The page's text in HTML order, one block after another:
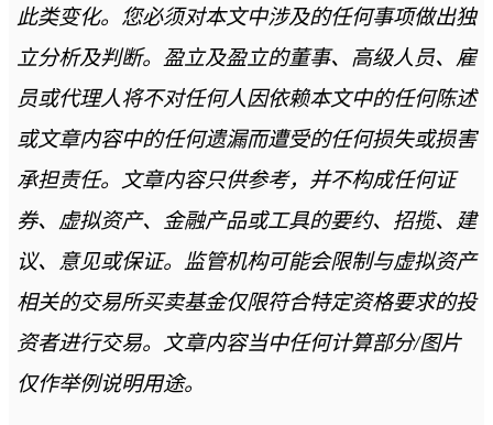
此类变化。您必须对本文中涉及的任何事项做出独
立分析及判断。盈立及盈立的董事、高级人员、雇
员或代理人将不对任何人因依赖本文中的任何陈述
或文章内容中的任何遗漏而遭受的任何损失或损害
承担责任。文章内容只供参考，并不构成任何证
券、虚拟资产、金融产品或工具的要约、招揽、建
议、意见或保证。监管机构可能会限制与虚拟资产
相关的交易所买卖基金仅限符合特定资格要求的投
资者进行交易。文章内容当中任何计算部分/图片
仅作举例说明用途。